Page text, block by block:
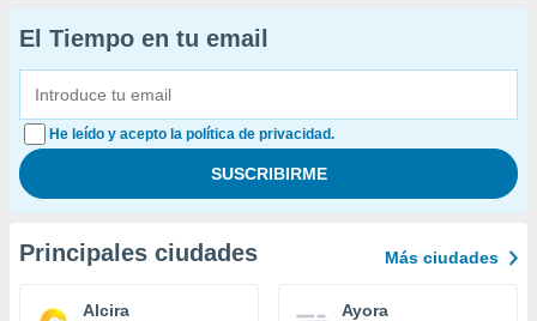
El Tiempo en tu email
He leído y acepto la política de privacidad.
Principales ciudades Más ciudades
Alcira Ayora